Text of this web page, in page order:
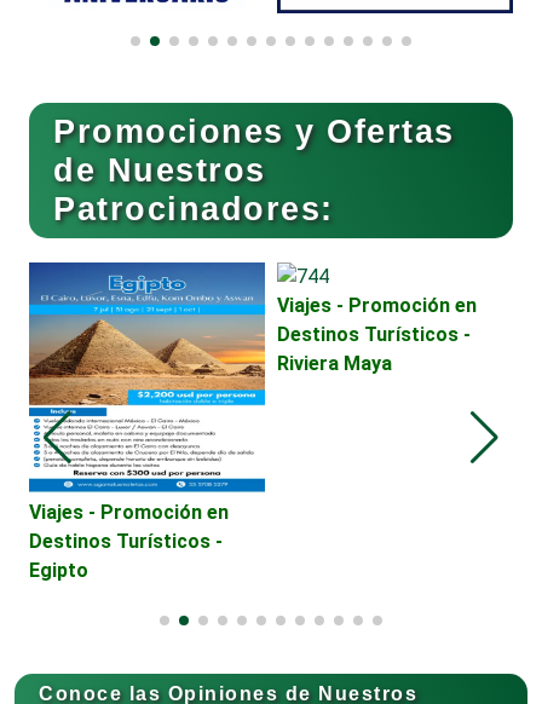
Buceo
Cafeterías
Cajas de Ahorro
Cámaras de Comercio
Camiones para Fletes
Promociones y Ofertas
de Nuestros
Patrocinadores:
Viajes - Promoción en
Destinos Turísticos -
Egipto
Viajes - Promoción en
Destinos Turísticos -
Riviera Maya
Conoce las Opiniones de Nuestros